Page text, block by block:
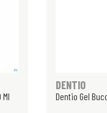
DENTIO
Dentio Gel